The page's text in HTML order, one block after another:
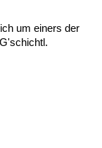
um einers der